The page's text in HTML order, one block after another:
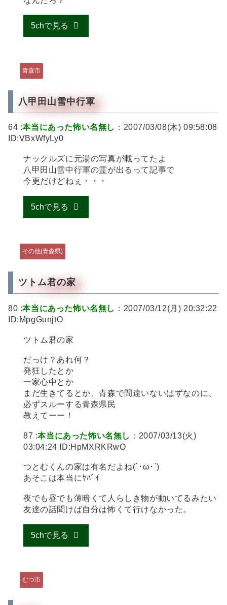
5chで見る
青森市
八甲田山雪中行軍
64 :本当にあった怖い名無し ：2007/03/08(木) 09:58:08
ID:VBxWfyLy0
ナックルズに元湯の写真が載ってたよ
八甲田山雪中行軍の霊が出るって記事で
今更だけどねぇ・・・
5chで見る
その他(青森県)
ツトム君の家
80 :本当にあった怖い名無し ：2007/03/12(月) 20:32:22
ID:MpgGunjtO
ツトム君の家
だっけ？あれ何？
発狂したとか
一家心中とか
まだ生きてるとか、青森で間違いないはずなのに、
必ずスルーする青森県民
教えてーー！
87 :本当にあった怖い名無し ：2007/03/13(火)
03:04:24 ID:HpMXRKRwO
つとむくんの家は有名だよね(´･ω･`)
あそこは本当にﾔﾊﾞｲ
夜でも昼でも薄暗くて人らしき物が動いてるみたい
友達の話聞けば自分は怖くて行けなかった。
5chで見る
むつ市